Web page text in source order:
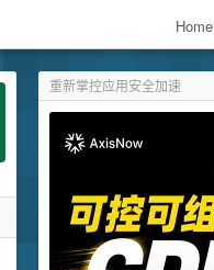
Home
重新掌控应用安全加速